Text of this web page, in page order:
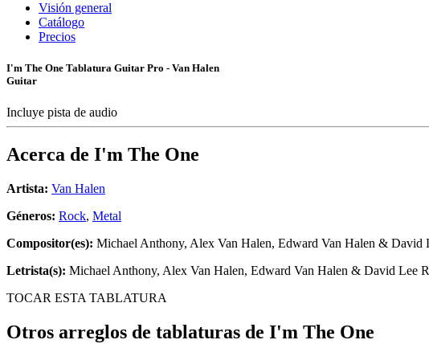
Visión general
Catálogo
Precios
I'm The One Tablatura Guitar Pro - Van Halen
Guitar
Incluye pista de audio
Acerca de I'm The One
Artista: Van Halen
Géneros: Rock, Metal
Compositor(es): Michael Anthony, Alex Van Halen, Edward Van Halen & David
Letrista(s): Michael Anthony, Alex Van Halen, Edward Van Halen & David Lee
TOCAR ESTA TABLATURA
Otros arreglos de tablaturas de I'm The One